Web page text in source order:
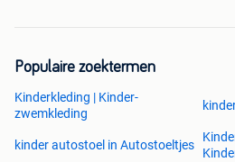
Populaire zoektermen
Kinderkleding | Kinder-
zwemkleding
kinder autostoel in Autostoeltjes